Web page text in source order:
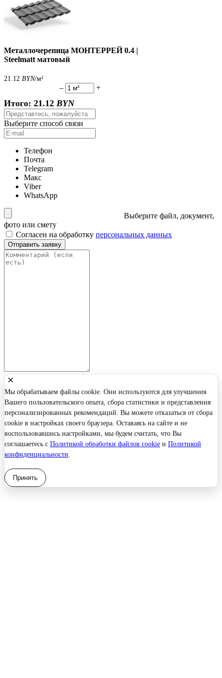
Металлочерепица МОНТЕРРЕЙ 0.4 |
Steelmatt матовый
21.12 BYN/м²
– +
Итого: 21.12 BYN
Выберите способ связи
Телефон
Почта
Telegram
Макс
Viber
WhatsApp
Выберите файл, документ,
фото или смету
Согласен на обработку персональных данных
Отправить заявку
×
Мы обрабатываем файлы cookie. Они используются для улучшения
Вашего пользовательского опыта, сбора статистики и представления
персонализированных рекомендаций. Вы можете отказаться от сбора
cookie в настройках своего браузера. Оставаясь на сайте и не
воспользовавшись настройками, мы будем считать, что Вы
соглашаетесь с Политикой обработки файлов cookie и Политикой
конфиденциальности
Принять